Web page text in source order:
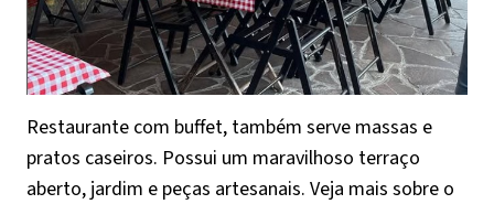
Restaurante com buffet, também serve massas e
pratos caseiros. Possui um maravilhoso terraço
aberto, jardim e peças artesanais. Veja mais sobre o